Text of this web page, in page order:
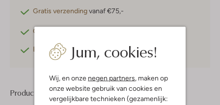
Jum, cookies!
Wij, en onze negen partners, maken op
onze website gebruik van cookies en
vergelijkbare technieken (gezamenlijk:
Gratis verzendingvanaf €75,-
Gratis retourneren
Betaal achteraf met Klarna
Product informatie